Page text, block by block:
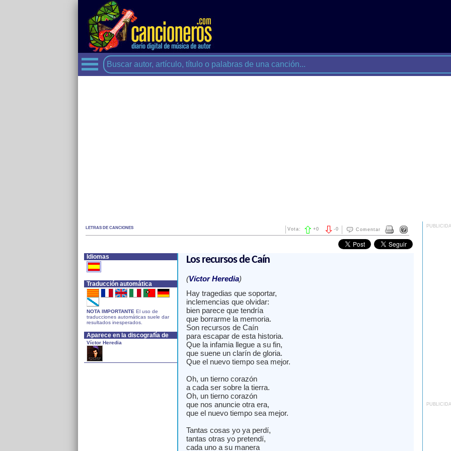
LETRAS DE CANCIONES Comentar
-0
Vota: +0
Idiomas
Traducción automática
NOTA IMPORTANTE El uso de
traducciones automáticas suele dar
resultados inesperados.
Aparece en la discografía de
Víctor Heredia
Los recursos de Caín
(Víctor Heredia)
Hay tragedias que soportar,
inclemencias que olvidar:
bien parece que tendría
que borrarme la memoria.
Son recursos de Caín
para escapar de esta historia.
Que la infamia llegue a su fin,
que suene un clarín de gloria.
Que el nuevo tiempo sea mejor.
Oh, un tierno corazón
a cada ser sobre la tierra.
Oh, un tierno corazón
que nos anuncie otra era,
que el nuevo tiempo sea mejor.
Tantas cosas yo ya perdí,
tantas otras yo pretendí,
cada uno a su manera